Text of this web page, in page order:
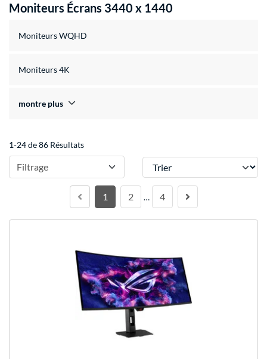
Moniteurs Écrans 3440 x 1440
Moniteurs WQHD
Moniteurs 4K
montre plus
1-24 de 86 Résultats
Filtrage Trier
1 2 … 4